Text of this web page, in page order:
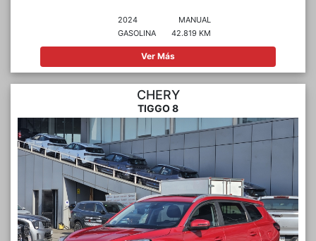
2024
GASOLINA
MANUAL
42.819 KM
Ver Más
CHERY
TIGGO 8